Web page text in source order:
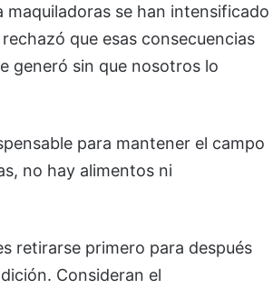
maquiladoras se han intensificado
que esas consecuencias
generó sin que nosotros lo
para mantener el campo
no hay alimentos ni
retirarse primero para después
Consideran el